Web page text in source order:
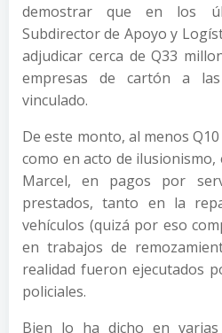
demostrar que en los
Subdirector de Apoyo y
adjudicar cerca de Q33
empresas de cartón a
vinculado.
De este monto, al menos
como en acto de
Marcel, en pagos por
prestados, tanto en la
vehículos (quizá por eso
en trabajos de
realidad fueron ejecutados
policiales.
Bien lo ha dicho en